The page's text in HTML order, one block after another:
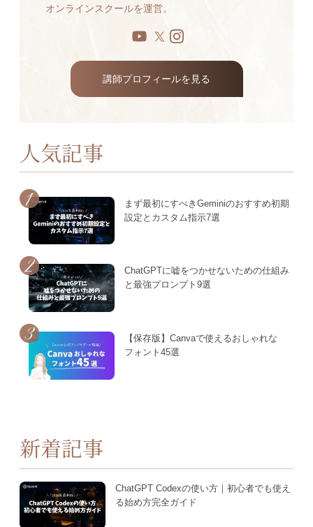
オンラインスクールを運営。
講師プロフィールを見る
人気記事
まず最初にすべきGeminiのおすすめ初期
設定とカスタム指示7選
ChatGPTに嘘をつかせないための仕組み
と最強プロンプト9選
【保存版】Canvaで使えるおしゃれな
フォント45選
新着記事
ChatGPT Codexの使い方｜初心者でも使え
る始め方完全ガイド